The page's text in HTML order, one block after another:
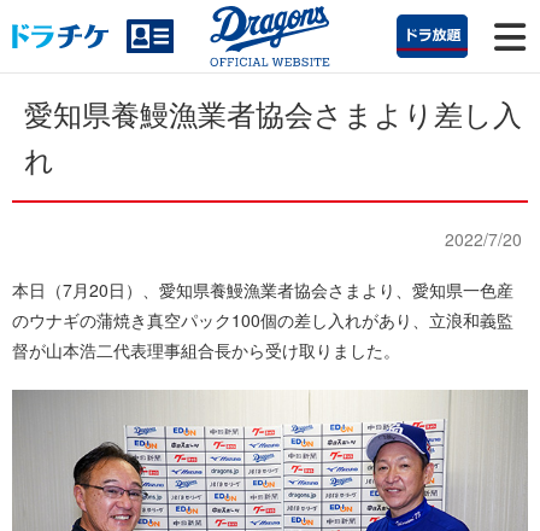
愛知県養鰻漁業者協会さまより差し入
れ
2022/7/20
本日（7月20日）、愛知県養鰻漁業者協会さまより、愛知県一色産
のウナギの蒲焼き真空パック100個の差し入れがあり、立浪和義監
督が山本浩二代表理事組合長から受け取りました。